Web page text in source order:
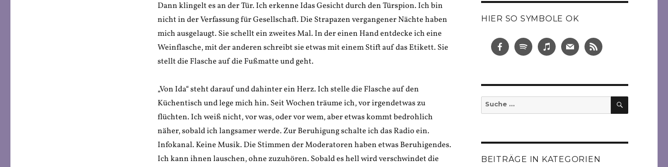
Dann klingelt es an der Tür. Ich erkenne Idas Gesicht durch den Türspion. Ich bin
nicht in der Verfassung für Gesellschaft. Die Strapazen vergangener Nächte haben
mich ausgelaugt. Sie schellt ein zweites Mal. In der einen Hand entdecke ich eine
Weinflasche, mit der anderen schreibt sie etwas mit einem Stift auf das Etikett. Sie
stellt die Flasche auf die Fußmatte und geht.
„Von Ida“ steht darauf und dahinter ein Herz. Ich stelle die Flasche auf den
Küchentisch und lege mich hin. Seit Wochen träume ich, vor irgendetwas zu
flüchten. Ich weiß nicht, vor was, oder vor wem, aber etwas kommt bedrohlich
näher, sobald ich langsamer werde. Zur Beruhigung schalte ich das Radio ein.
Infokanal. Keine Musik. Die Stimmen der Moderatoren haben etwas Beruhigendes.
Ich kann ihnen lauschen, ohne zuzuhören. Sobald es hell wird verschwindet die
HIER SO SYMBOLE OK
Suche
nach:
SUCHEN
BEITRÄGE IN KATEGORIEN